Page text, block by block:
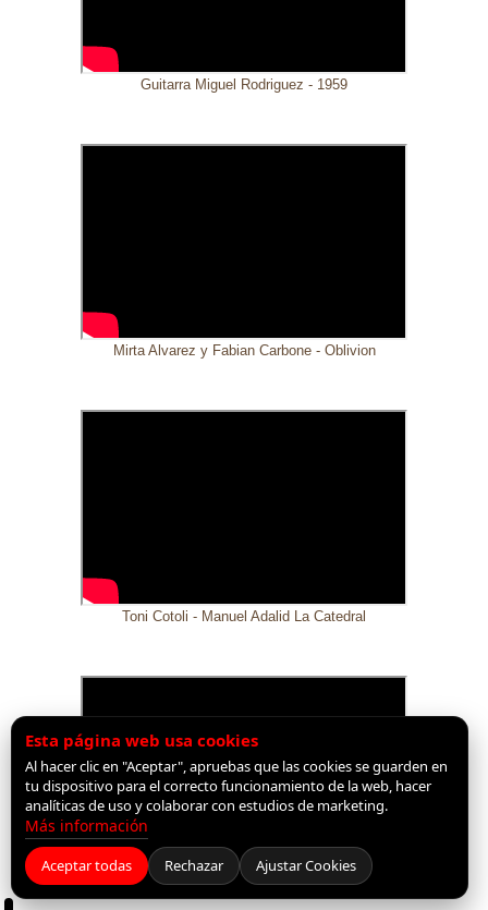
Guitarra Miguel Rodriguez - 1959
Mirta Alvarez y Fabian Carbone - Oblivion
Toni Cotoli - Manuel Adalid La Catedral
Pablo Garcia Palomo - Guitarra Sanchis 1F Extra Negra
Esta página web usa cookies
Al hacer clic en "Aceptar", apruebas que las cookies se guarden en
tu dispositivo para el correcto funcionamiento de la web, hacer
analíticas de uso y colaborar con estudios de marketing.
Más información
Aceptar todas Rechazar Ajustar Cookies